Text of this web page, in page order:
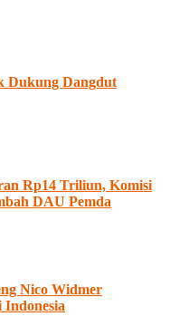
Dukung Dangdut
Rp14 Triliun, Komisi
DAU Pemda
Nico Widmer
Indonesia